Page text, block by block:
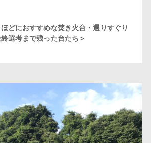
どにおすすめな焚き火台・選りすぐり
終選考まで残った台たち＞